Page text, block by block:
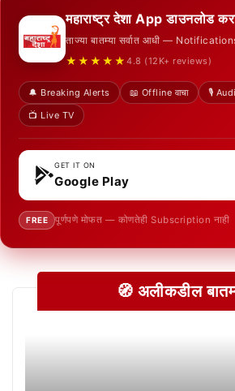
महाराष्ट्र देशा App डाउनलोड
ताज्या बातम्या सर्वात आधी —
★★★★★ 4.8 (12K+ reviews)
🔔 Breaking Alerts 📖 Offline वाचा
🎙️
📺 Live TV
GET IT ON
Google Play
FREE पूर्णपणे मोफत — कोणतेही Subscription नाही
🧭 अलीकडील